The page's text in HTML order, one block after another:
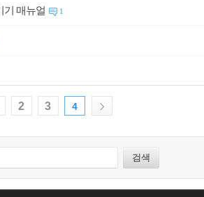
기 매뉴얼 1
2 3 4